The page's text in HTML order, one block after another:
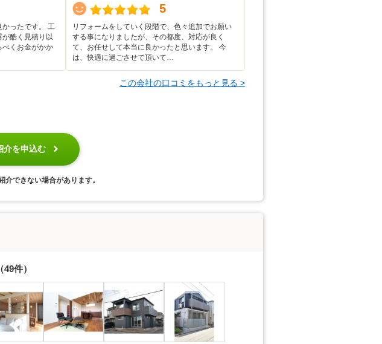
ったです。 工
酷く見積り以
くお金がかか
5
リフォームをしていく段階で、色々追加でお願い
する事になりましたが、その都度、対応が良く
て、お任せして本当に良かったと思います。 今
は、快適に過ごさせて頂いて…
この会社の口コミをもっと見る >
介を申込む
できない場合があります。
（49件）